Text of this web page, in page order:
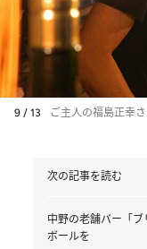
9 / 13 ご主人の福島正幸さ
次の記事を読む
中野の老舗バー「
ボールを